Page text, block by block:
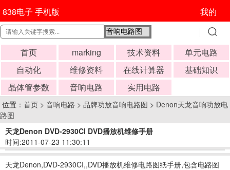
838电子 手机版 我的
首页 marking 技术资料
单元电路
自动化
维修资料 在线计算器
基础知识
晶体管参数
音响电路 实用电路
位置： 首页 > 音响电路 > 品牌功放音响电路图 > Denon天龙音响功放电
路图
天龙Denon DVD-2930CI DVD播放机维修手册
时间:2011-07-23 11:30:11
天龙Denon,DVD-2930CI,,DVD播放机维修电路图纸手册,包含电路图